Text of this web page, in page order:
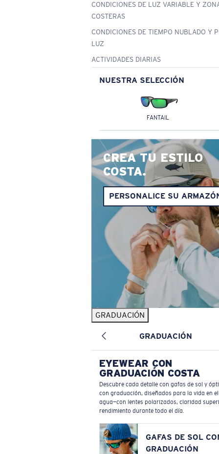
CONDICIONES DE LUZ VARIABLE Y
COSTERAS
CONDICIONES DE TIEMPO NUBLADO Y
LUZ
ACTIVIDADES DIARIAS
NUESTRA SELECCIÓN
FANTAIL
CREA TU ESTILO
COSTA.
PERSONALICE SU
GRADUACIÓN
GRADUACIÓN
EYEWEAR CON
GRADUACIÓN COSTA
Descubre cada detalle con gafas de sol y
con graduación, diseñados para la vida en el
agua—con lentes polarizados, claridad
rendimiento durante todo el día.
GAFAS DE SOL
GRADUACIÓN